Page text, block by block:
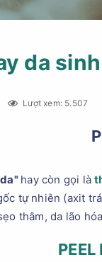
da
Lượt xem: 5.507
hay còn gọi là
tự nhiên (axit
thâm, da lão